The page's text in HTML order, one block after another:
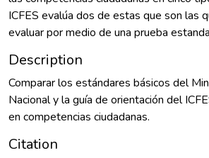
ICFES evalúa dos de estas que son las
evaluar por medio de una prueba
Description
Comparar los estándares básicos del
Nacional y la guía de orientación del
en competencias ciudadanas.
Citation